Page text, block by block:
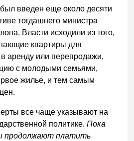
введен еще около десяти
тогдашнего министра
Власти исходили из того,
квартиры для
аренду или перепродажи,
с молодыми семьями,
жилье, и тем самым
все чаще указывают на
политике.Пока
продолжают платить